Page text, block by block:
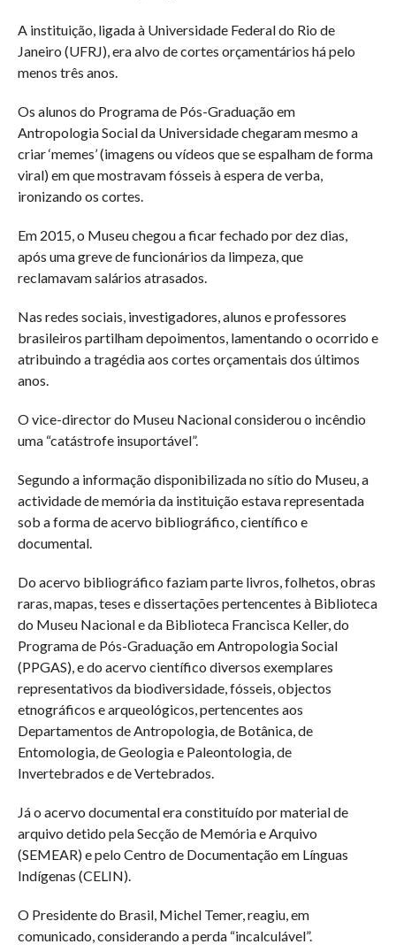
A instituição, ligada à Universidade Federal do Rio de
Janeiro (UFRJ), era alvo de cortes orçamentários há pelo
menos três anos.
Os alunos do Programa de Pós-Graduação em
Antropologia Social da Universidade chegaram mesmo a
criar ‘memes’ (imagens ou vídeos que se espalham de forma
viral) em que mostravam fósseis à espera de verba,
ironizando os cortes.
Em 2015, o Museu chegou a ficar fechado por dez dias,
após uma greve de funcionários da limpeza, que
reclamavam salários atrasados.
Nas redes sociais, investigadores, alunos e professores
brasileiros partilham depoimentos, lamentando o ocorrido e
atribuindo a tragédia aos cortes orçamentais dos últimos
anos.
O vice-director do Museu Nacional considerou o incêndio
uma “catástrofe insuportável”.
Segundo a informação disponibilizada no sítio do Museu, a
actividade de memória da instituição estava representada
sob a forma de acervo bibliográfico, científico e
documental.
Do acervo bibliográfico faziam parte livros, folhetos, obras
raras, mapas, teses e dissertações pertencentes à Biblioteca
do Museu Nacional e da Biblioteca Francisca Keller, do
Programa de Pós-Graduação em Antropologia Social
(PPGAS), e do acervo científico diversos exemplares
representativos da biodiversidade, fósseis, objectos
etnográficos e arqueológicos, pertencentes aos
Departamentos de Antropologia, de Botânica, de
Entomologia, de Geologia e Paleontologia, de
Invertebrados e de Vertebrados.
Já o acervo documental era constituído por material de
arquivo detido pela Secção de Memória e Arquivo
(SEMEAR) e pelo Centro de Documentação em Línguas
Indígenas (CELIN).
O Presidente do Brasil, Michel Temer, reagiu, em
comunicado, considerando a perda “incalculável”.